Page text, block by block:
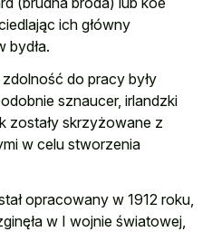
ich główny
bydła.
do pracy były
sznaucer, irlandzki
zostały skrzyżowane z
w celu stworzenia
opracowany w 1912 roku,
w I wojnie światowej,